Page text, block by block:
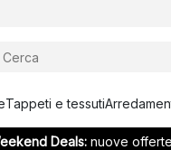
Tappeti e tessuti
Deals: nuove